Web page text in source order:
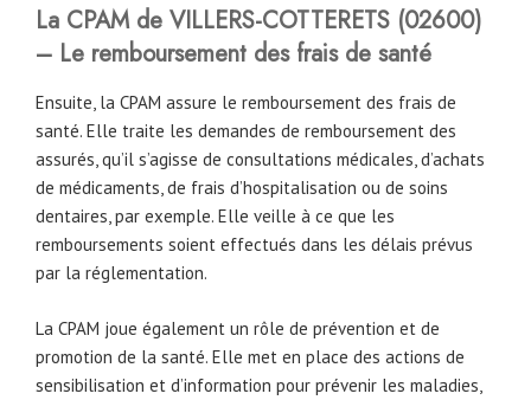
La CPAM de VILLERS-COTTERETS (02600)
– Le remboursement des frais de santé
Ensuite, la CPAM assure le remboursement des frais de
santé. Elle traite les demandes de remboursement des
assurés, qu’il s’agisse de consultations médicales, d’achats
de médicaments, de frais d’hospitalisation ou de soins
dentaires, par exemple. Elle veille à ce que les
remboursements soient effectués dans les délais prévus
par la réglementation.
La CPAM joue également un rôle de prévention et de
promotion de la santé. Elle met en place des actions de
sensibilisation et d’information pour prévenir les maladies,